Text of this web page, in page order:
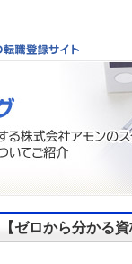
ゼロから分かる